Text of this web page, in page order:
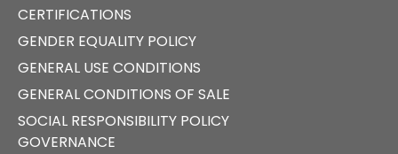
CERTIFICATIONS
GENDER EQUALITY POLICY
GENERAL USE CONDITIONS
GENERAL CONDITIONS OF SALE
SOCIAL RESPONSIBILITY POLICY
GOVERNANCE